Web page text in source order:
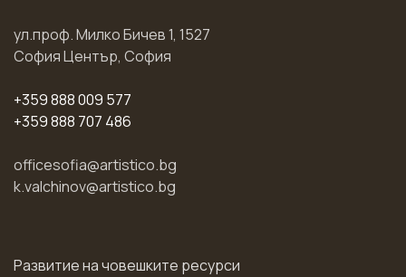
ул.проф. Милко Бичев 1, 1527
София Център, София
+359 888 009 577
+359 888 707 486
officesofia@artistico.bg
k.valchinov@artistico.bg
Развитие на човешките ресурси